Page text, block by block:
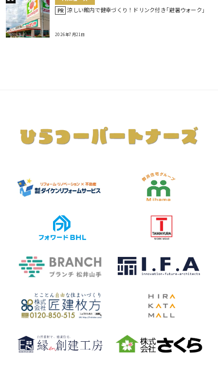
PR 涼しい館内で健幸づくり！ドリンク付き｢避暑ウォーク｣
2026年7月21日